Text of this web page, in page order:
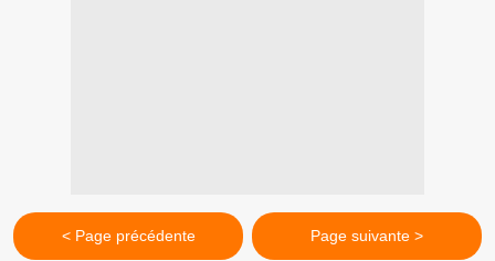
< Page précédente Page suivante >